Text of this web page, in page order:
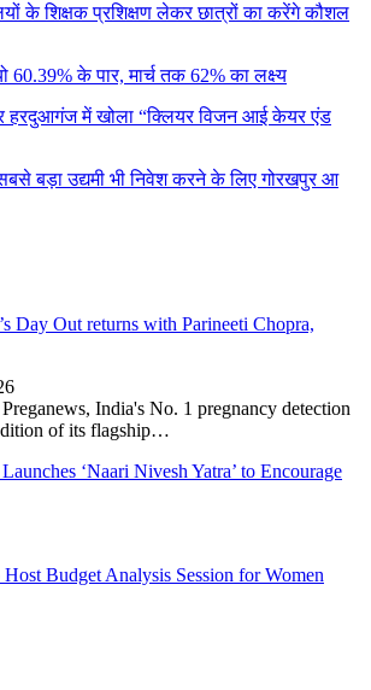
के शिक्षक प्रशिक्षण लेकर छात्रों का करेंगे कौशल
60.39% के पार, मार्च तक 62% का लक्ष्य
में खोला “क्लियर विजन आई केयर एंड
बड़ा उद्यमी भी निवेश करने के लिए गोरखपुर आ
Day Out returns with Parineeti Chopra,
India's No. 1 pregnancy detection
of its flagship…
‘Naari Nivesh Yatra’ to Encourage
Budget Analysis Session for Women